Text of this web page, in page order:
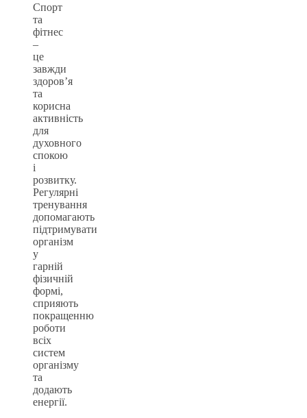
Спорт
та
фітнес
–
це
завжди
здоров’я
та
корисна
активність
для
духовного
спокою
і
розвитку.
Регулярні
тренування
допомагають
підтримувати
організм
у
гарній
фізичній
формі,
сприяють
покращенню
роботи
всіх
систем
організму
та
додають
енергії.